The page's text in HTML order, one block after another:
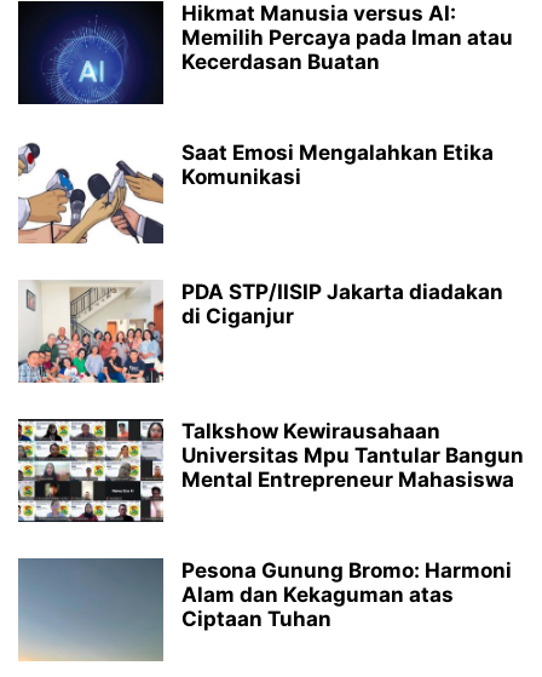
Hikmat Manusia versus AI:
Memilih Percaya pada Iman atau
Kecerdasan Buatan
Saat Emosi Mengalahkan Etika
Komunikasi
PDA STP/IISIP Jakarta diadakan
di Ciganjur
Talkshow Kewirausahaan
Universitas Mpu Tantular Bangun
Mental Entrepreneur Mahasiswa
Pesona Gunung Bromo: Harmoni
Alam dan Kekaguman atas
Ciptaan Tuhan